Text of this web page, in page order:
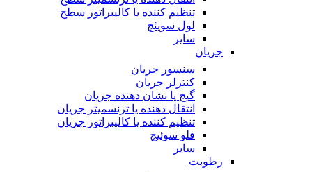
تنظیم کننده یا کالیبراتور سطح
لول سویئچ
سایر
جریان
سنسور جریان
کنترلر جریان
گیج یا نشان دهنده جریان
انتقال دهنده یا ترنسمیتر جریان
تنظیم کننده یا کالیبراتور جریان
فلو سوئیچ
سایر
رطوبت